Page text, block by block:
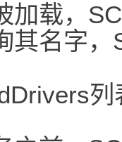
加载，
其名字